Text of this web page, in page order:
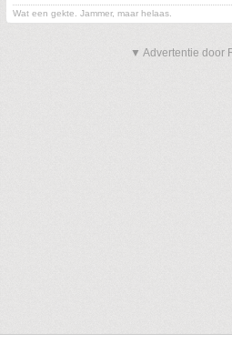
Wat een gekte. Jammer, maar helaas.
▼ Advertentie door